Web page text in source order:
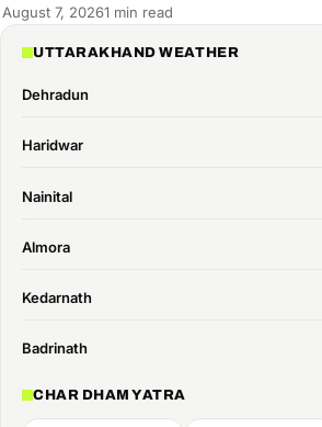
August 7, 2026Reading
1 min read
UTTARAKHAND WEATHER
Dehradun
Haridwar
Nainital
Almora
Kedarnath
Badrinath
CHAR DHAM YATRA